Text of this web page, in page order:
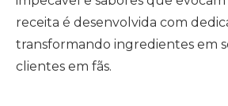
receita é desenvolvida com
transformando ingredientes em
clientes em fãs.